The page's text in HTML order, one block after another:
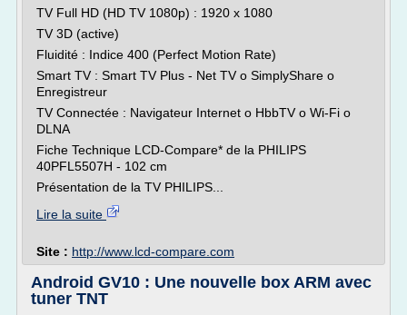
TV Full HD (HD TV 1080p) : 1920 x 1080
TV 3D (active)
Fluidité : Indice 400 (Perfect Motion Rate)
Smart TV : Smart TV Plus - Net TV o SimplyShare o
Enregistreur
TV Connectée : Navigateur Internet o HbbTV o Wi-Fi o
DLNA
Fiche Technique LCD-Compare* de la PHILIPS
40PFL5507H - 102 cm
Présentation de la TV PHILIPS...
Lire la suite
Site : http://www.lcd-compare.com
Android GV10 : Une nouvelle box ARM avec
tuner TNT